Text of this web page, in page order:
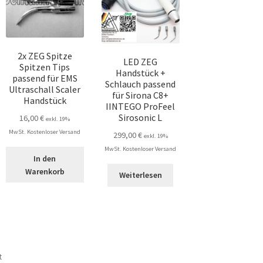
2x ZEG Spitze
Spitzen Tips
passend für EMS
Ultraschall Scaler
Handstück
16,00€ exkl. 19%
MwSt. Kostenloser Versand
In den
Warenkorb
LED ZEG
Handstück +
Schlauch passend
für Sirona C8+
IINTEGO ProFeel
Sirosonic L
299,00€ exkl. 19%
MwSt. Kostenloser Versand
Weiterlesen
Nach